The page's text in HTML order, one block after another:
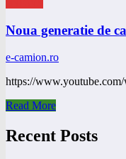
Noua generatie de
e-camion.ro
https://
Read More
Recent Posts